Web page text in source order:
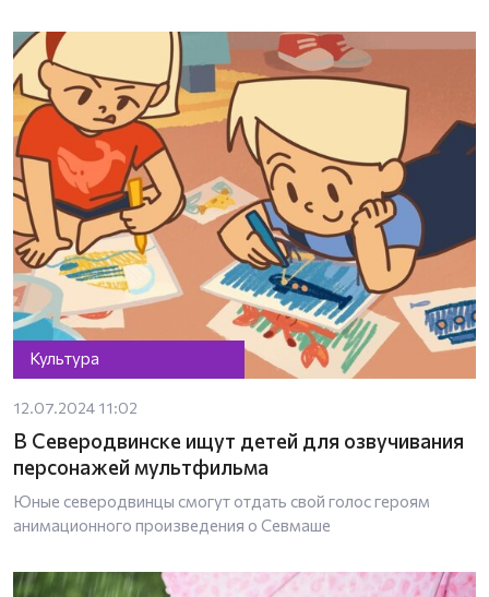
Культура
12.07.2024 11:02
В Северодвинске ищут детей для озвучивания
персонажей мультфильма
Юные северодвинцы смогут отдать свой голос героям
анимационного произведения о Севмаше